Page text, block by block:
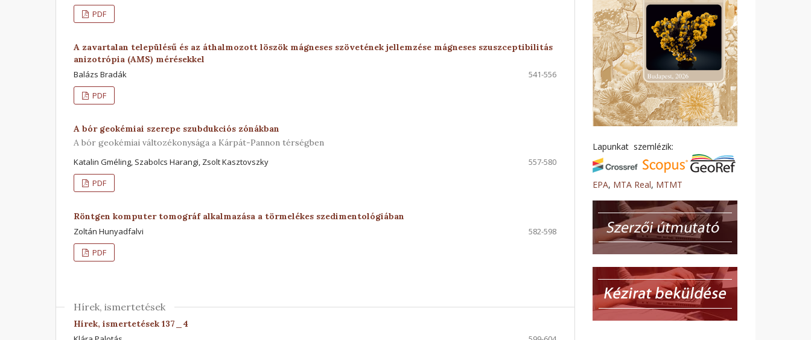
PDF
A zavartalan településű és az áthalmozott löszök mágneses szövetének jellemzése mágneses szuszceptibilitás
anizotrópia (AMS) mérésekkel
Balázs Bradák
541-556
PDF
A bór geokémiai szerepe szubdukciós zónákban
A bór geokémiai változékonysága a Kárpát-Pannon térségben
Katalin Gméling, Szabolcs Harangi, Zsolt Kasztovszky
557-580
PDF
Röntgen komputer tomográf alkalmazása a törmelékes szedimentológiában
Zoltán Hunyadfalvi
582-598
PDF
Hírek, ismertetések
Hírek, ismertetések 137_4
Lapunkat szemlézik:
EPA, MTA Real, MTMT